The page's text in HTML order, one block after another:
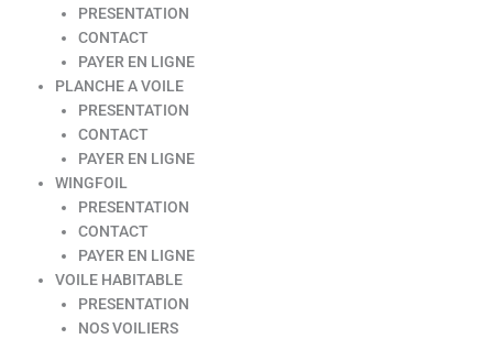
PRESENTATION
CONTACT
PAYER EN LIGNE
PLANCHE A VOILE
PRESENTATION
CONTACT
PAYER EN LIGNE
WINGFOIL
PRESENTATION
CONTACT
PAYER EN LIGNE
VOILE HABITABLE
PRESENTATION
NOS VOILIERS